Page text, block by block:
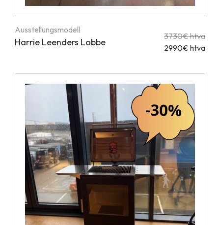
Ausstellungsmodell
Harrie Leenders Lobbe
3730€ htva
2990€ htva